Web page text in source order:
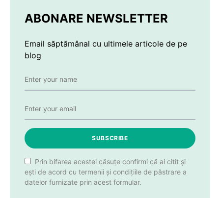
ABONARE NEWSLETTER
Email săptămânal cu ultimele articole de pe
blog
SUBSCRIBE
Prin bifarea acestei căsuțe confirmi că ai citit și
ești de acord cu termenii și condițiile de păstrare a
datelor furnizate prin acest formular.